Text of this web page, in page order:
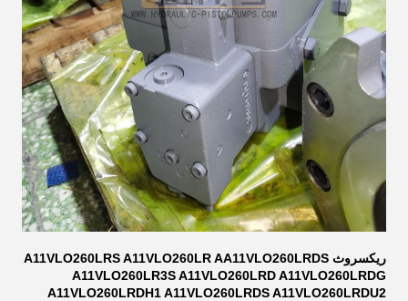
ريكسروث A11VLO260LRS A11VLO260LR AA11VLO260LRDS
A11VLO260LR3S A11VLO260LRD A11VLO260LRDG
A11VLO260LRDH1 A11VLO260LRDS A11VLO260LRDU2